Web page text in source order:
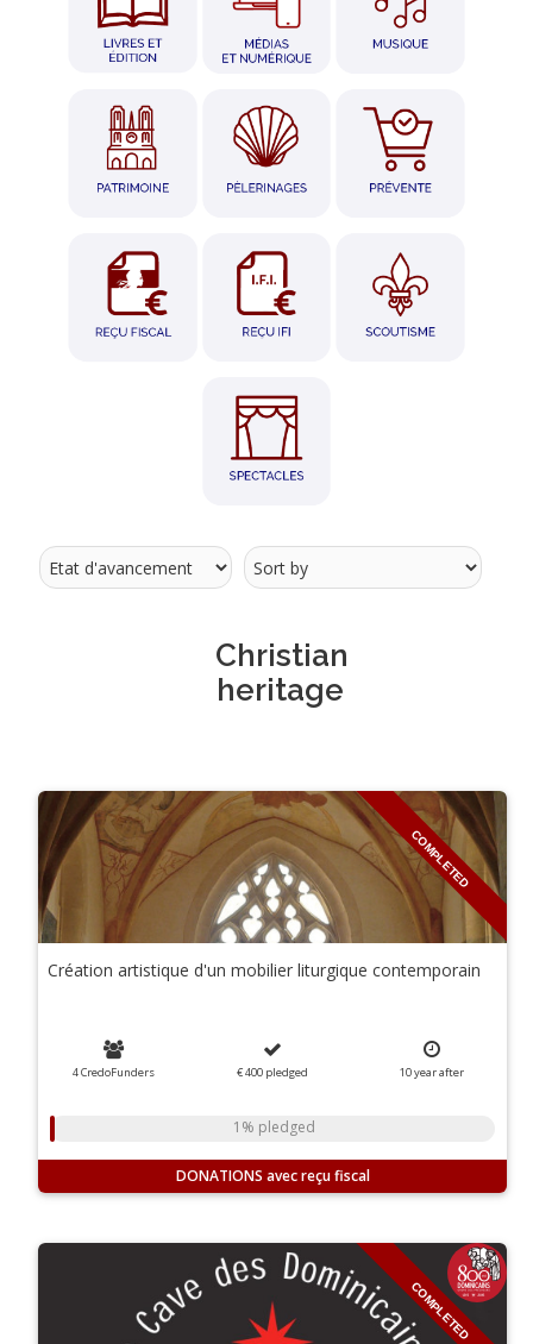
Christian
heritage
COMPLETED
Création artistique d'un mobilier liturgique contemporain
4 CredoFunders € 400 pledged 10yearafter
1% pledged
DONATIONS
COMPLETED